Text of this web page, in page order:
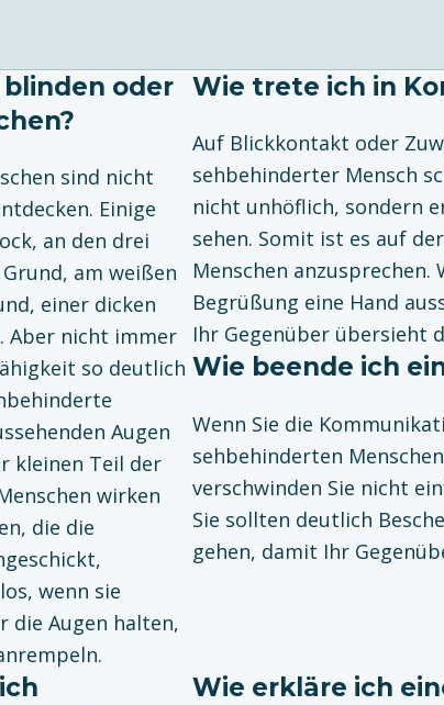
oder
sind nicht
Einige
an den drei
am weißen
einer dicken
Aber nicht immer
so deutlich
Augen
kleinen Teil der
wirken
die die
wenn sie
die Augen halten,
Wie trete ich in
Auf Blickkontakt oder
sehbehinderter Mensch
nicht unhöflich, sondern
sehen. Somit ist es auf
Menschen anzusprechen.
Begrüßung eine Hand
Ihr Gegenüber übersieht
Wie beende ich
Wenn Sie die
sehbehinderten
verschwinden Sie nicht
Sie sollten deutlich
gehen, damit Ihr
Wie erkläre ich